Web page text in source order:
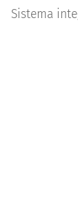
Sistema